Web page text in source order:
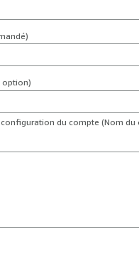
option)
du compte (Nom du